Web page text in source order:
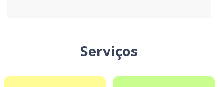
Serviços